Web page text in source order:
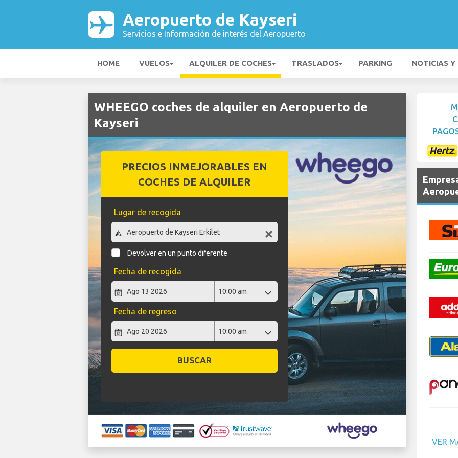
Aeropuerto de Kayseri
Servicios e Información de interés del Aeropuerto
HOME VUELOS ALQUILER DE COCHES TRASLADOS PARKING NOTICIAS Y
WHEEGO coches de alquiler en Aeropuerto de
Kayseri
PRECIOS INMEJORABLES EN
COCHES DE ALQUILER
Lugar de recogida
Devolver en un punto diferente
Fecha de recogida
Fecha de regreso
BUSCAR
VER